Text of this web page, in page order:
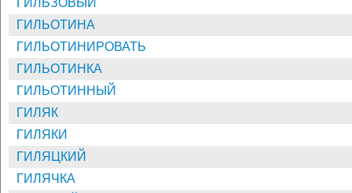
ГИЛЬЗОВЫЙ
ГИЛЬОТИНА
ГИЛЬОТИНИРОВАТЬ
ГИЛЬОТИНКА
ГИЛЬОТИННЫЙ
ГИЛЯК
ГИЛЯКИ
ГИЛЯЦКИЙ
ГИЛЯЧКА